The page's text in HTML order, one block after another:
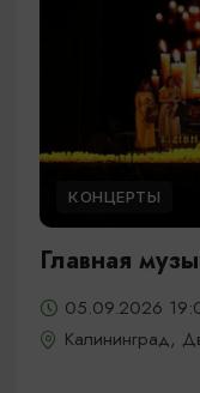
КОНЦЕРТЫ
Главная
05.09.2026
Калининград,